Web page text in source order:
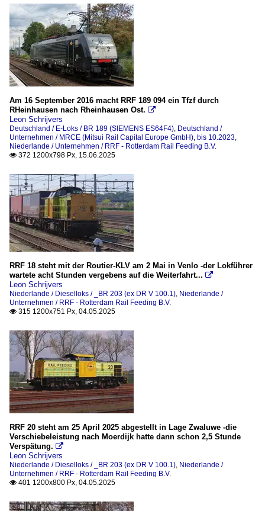
Am 16 September 2016 macht RRF 189 094 ein Tfzf durch
RHeinhausen nach Rheinhausen Ost. 
Leon Schrijvers
Deutschland / E-Loks / BR 189 (SIEMENS ES64F4), Deutschland /
Unternehmen / MRCE (Mitsui Rail Capital Europe GmbH), bis 10.2023,
Niederlande / Unternehmen / RRF - Rotterdam Rail Feeding B.V.
 372 1200x798 Px, 15.06.2025
RRF 18 steht mit der Routier-KLV am 2 Mai in Venlo -der Lokführer
wartete acht Stunden vergebens auf die Weiterfahrt... 
Leon Schrijvers
Niederlande / Dieselloks / _BR 203 (ex DR V 100.1), Niederlande /
Unternehmen / RRF - Rotterdam Rail Feeding B.V.
 315 1200x751 Px, 04.05.2025
RRF 20 steht am 25 April 2025 abgestellt in Lage Zwaluwe -die
Verschiebeleistung nach Moerdijk hatte dann schon 2,5 Stunde
Verspätung. 
Leon Schrijvers
Niederlande / Dieselloks / _BR 203 (ex DR V 100.1), Niederlande /
Unternehmen / RRF - Rotterdam Rail Feeding B.V.
 401 1200x800 Px, 04.05.2025